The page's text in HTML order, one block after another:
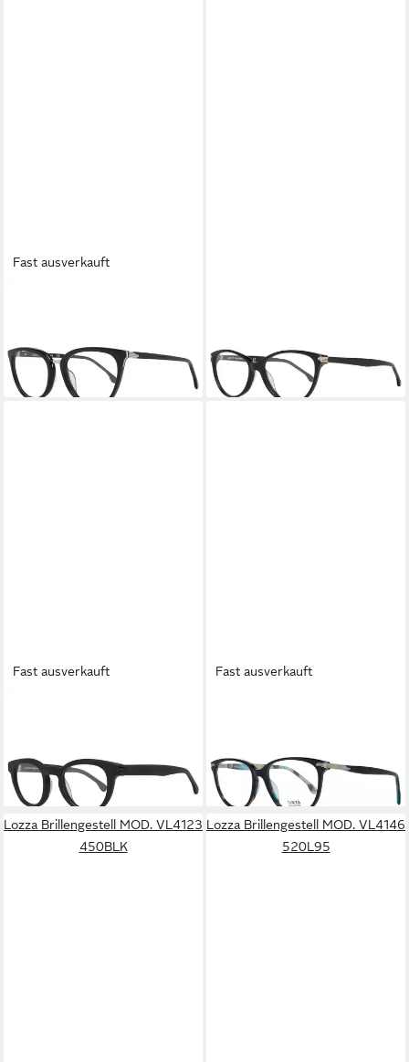
Fast ausverkauft
52,20 €
lieferbar in 3 Wochen
69,13 €
lieferbar in 3 Wochen
Fast ausverkauft
ab 49,24 €
lieferbar in 3 Wochen
Fast ausverkauft
52,20 €
lieferbar in 3 Wochen
Lozza Brillengestell MOD. VL4123
450BLK
Lozza Brillengestell MOD. VL4146
520L95